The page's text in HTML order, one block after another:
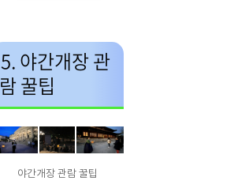
5. 야간개장 관
람 꿀팁
야간개장 관람 꿀팁